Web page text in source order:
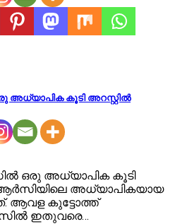
അധ്യാപിക കൂടി അറസ്റ്റില്‍
ഒരു അധ്യാപിക കൂടി
ആര്‍സിയിലെ അധ്യാപികയായ
ആവള കുട്ടോത്ത്
ഇതുവരെ…